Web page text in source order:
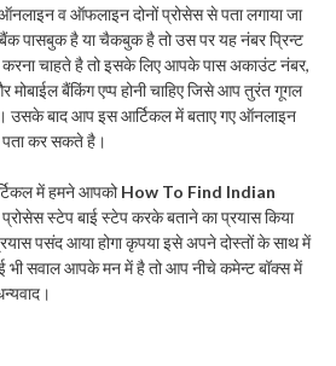
व ऑफलाइन दोनों प्रोसेस से पता लगाया जा
पासबुक है या चैकबुक है तो उस पर यह नंबर प्रिन्ट
चाहते है तो इसके लिए आपके पास अकाउंट नंबर,
मोबाईल बैंकिंग एप्प होनी चाहिए जिसे आप तुरंत गूगल
उसके बाद आप इस आर्टिकल में बताए गए ऑनलाइन
पता कर सकते है।
में हमने आपकोHow To Find Indian
प्रोसेस स्टेप बाई स्टेप करके बताने का प्रयास किया
पसंद आया होगा कृपया इसे अपने दोस्तों के साथ में
भी सवाल आपके मन में है तो आप नीचे कमेन्ट बॉक्स में